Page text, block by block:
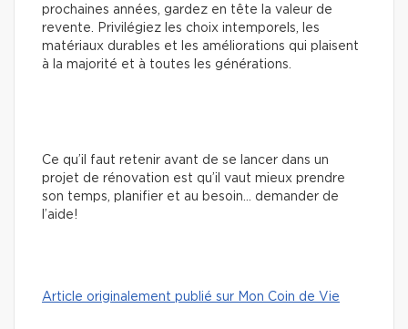
prochaines années, gardez en tête la valeur de
revente. Privilégiez les choix intemporels, les
matériaux durables et les améliorations qui plaisent
à la majorité et à toutes les générations.
Ce qu’il faut retenir avant de se lancer dans un
projet de rénovation est qu’il vaut mieux prendre
son temps, planifier et au besoin… demander de
l’aide!
Article originalement publié sur Mon Coin de Vie